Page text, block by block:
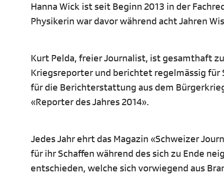
Hanna Wick ist seit Beginn 2013 in der
Physikerin war davor während acht Jahren
Kurt Pelda, freier Journalist, ist gesamthaft
Kriegsreporter und berichtet regelmässig für
für die Berichterstattung aus dem
«Reporter des Jahres 2014».
Jedes Jahr ehrt das Magazin «Schweizer
für ihr Schaffen während des sich zu Ende
entschieden, welche sich vorwiegend aus